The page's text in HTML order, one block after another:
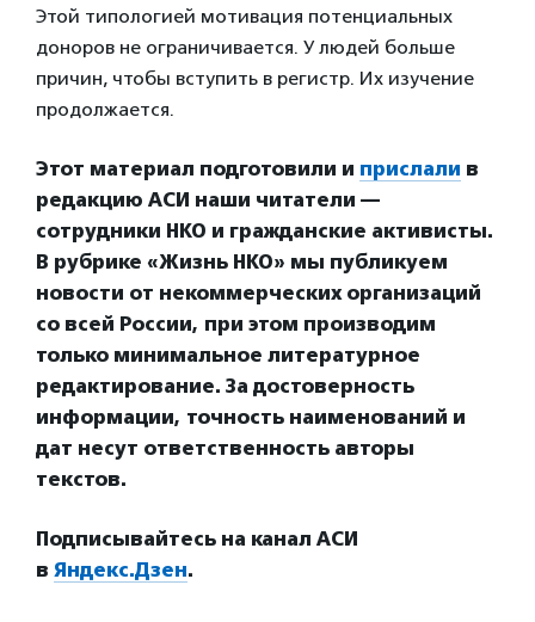
Этой типологией мотивация потенциальных
доноров не ограничивается. У людей больше
причин, чтобы вступить в регистр. Их изучение
продолжается.
Этот материал подготовили и прислали в
редакцию АСИ наши читатели —
сотрудники НКО и гражданские активисты.
В рубрике «Жизнь НКО» мы публикуем
новости от некоммерческих организаций
со всей России, при этом производим
только минимальное литературное
редактирование. За достоверность
информации, точность наименований и
дат несут ответственность авторы
текстов.
Подписывайтесь на канал АСИ
в Яндекс.Дзен.